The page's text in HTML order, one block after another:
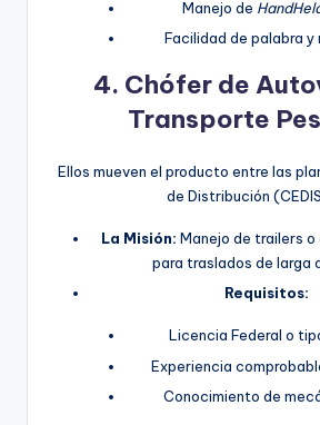
Manejo de
Facilidad de palabra y
4. Chófer de
Transporte
Ellos mueven el producto entre las
de Distribución
La Misión: Manejo de trailers
para traslados de larga
Requisitos:
Licencia Federal o
Experiencia
Conocimiento de